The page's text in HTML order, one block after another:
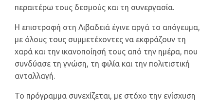
περαιτέρω τους δεσμούς και τη συνεργασία.
Η επιστροφή στη Λιβαδειά έγινε αργά το απόγευμα,
με όλους τους συμμετέχοντες να εκφράζουν τη
χαρά και την ικανοποίησή τους από την ημέρα, που
συνδύασε τη γνώση, τη φιλία και την πολιτιστική
ανταλλαγή.
Το πρόγραμμα συνεχίζεται, με στόχο την ενίσχυση